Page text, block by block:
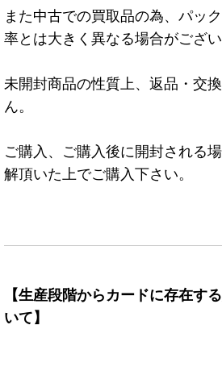
また中古での買取品の為、パッ
率とは大きく異なる場合がござい
未開封商品の性質上、返品・交
ん。
ご購入、ご購入後に開封される
解頂いた上でご購入下さい。
【生産段階からカードに存在す
いて】